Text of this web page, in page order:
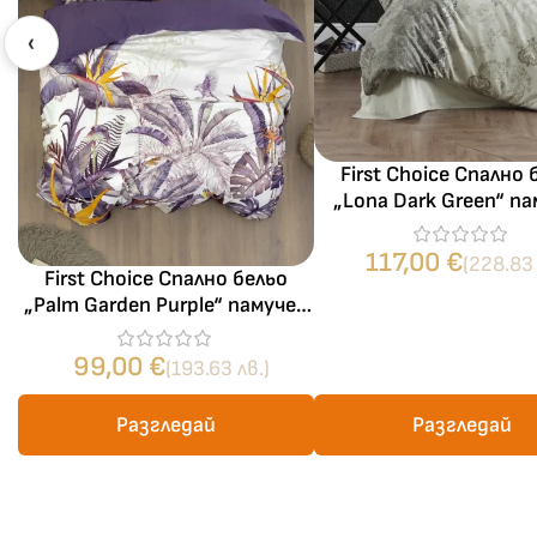
‹
First Choice Спално бельо
„Palm Garden Purple“ памучен
сатен – 100% памук – 6
части – за спалня
99,00 €(193.63 лв.)
Разгледай
First Choice Спално
„Lona Dark Green“
сатен – 100%
части – за
117,00 €(228.83
Разгледай